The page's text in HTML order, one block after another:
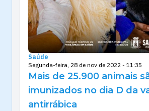
Saúde
Segunda-feira, 28 de nov de 2022 - 11:35
Mais de 25.900 animais
imunizados no dia D da
antirrábica